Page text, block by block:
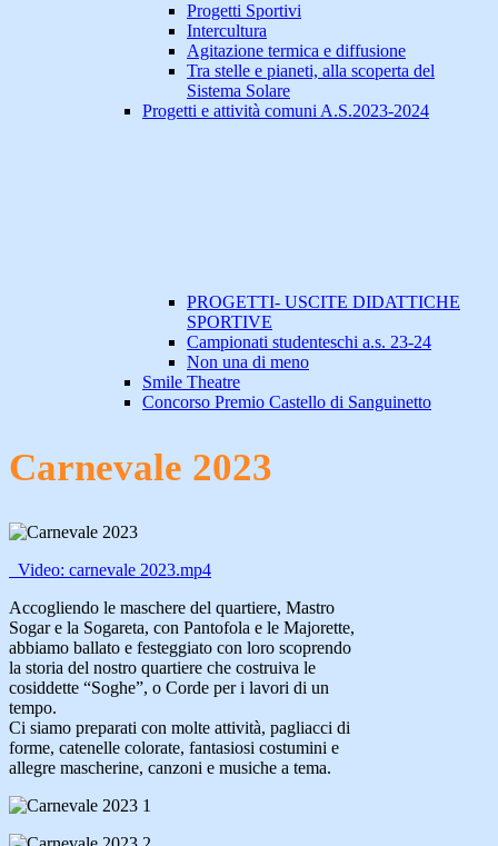
Progetti Sportivi
Intercultura
Agitazione termica e diffusione
Tra stelle e pianeti, alla scoperta del
Sistema Solare
Progetti e attività comuni A.S.2023-2024
PROGETTI- USCITE DIDATTICHE
SPORTIVE
Campionati studenteschi a.s. 23-24
Non una di meno
Smile Theatre
Concorso Premio Castello di Sanguinetto
Carnevale 2023
Video: carnevale 2023.mp4
Accogliendo le maschere del quartiere, Mastro
Sogar e la Sogareta, con Pantofola e le Majorette,
abbiamo ballato e festeggiato con loro scoprendo
la storia del nostro quartiere che costruiva le
cosiddette “Soghe”, o Corde per i lavori di un
tempo.
Ci siamo preparati con molte attività, pagliacci di
forme, catenelle colorate, fantasiosi costumini e
allegre mascherine, canzoni e musiche a tema.